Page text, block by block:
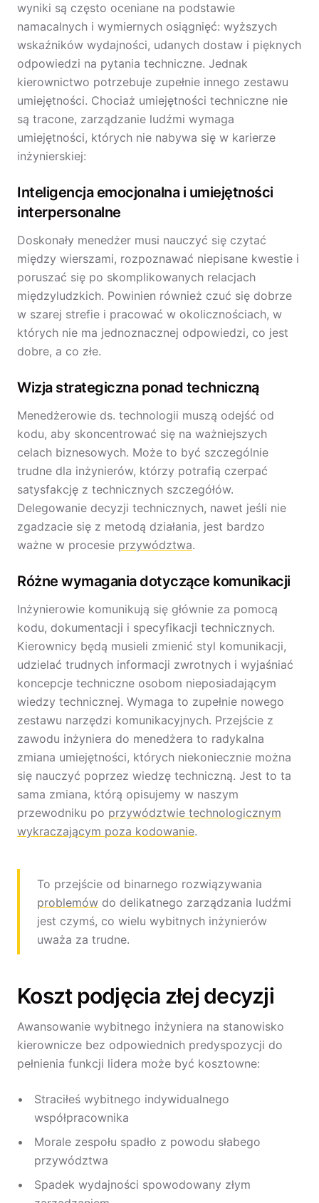
wyniki są często oceniane na podstawie
namacalnych i wymiernych osiągnięć: wyższych
wskaźników wydajności, udanych dostaw i pięknych
odpowiedzi na pytania techniczne. Jednak
kierownictwo potrzebuje zupełnie innego zestawu
umiejętności. Chociaż umiejętności techniczne nie
są tracone, zarządzanie ludźmi wymaga
umiejętności, których nie nabywa się w karierze
inżynierskiej:
Inteligencja emocjonalna i umiejętności
interpersonalne
Doskonały menedżer musi nauczyć się czytać
między wierszami, rozpoznawać niepisane kwestie i
poruszać się po skomplikowanych relacjach
międzyludzkich. Powinien również czuć się dobrze
w szarej strefie i pracować w okolicznościach, w
których nie ma jednoznacznej odpowiedzi, co jest
dobre, a co złe.
Wizja strategiczna ponad techniczną
Menedżerowie ds. technologii muszą odejść od
kodu, aby skoncentrować się na ważniejszych
celach biznesowych. Może to być szczególnie
trudne dla inżynierów, którzy potrafią czerpać
satysfakcję z technicznych szczegółów.
Delegowanie decyzji technicznych, nawet jeśli nie
zgadzacie się z metodą działania, jest bardzo
ważne w procesie przywództwa.
Różne wymagania dotyczące komunikacji
Inżynierowie komunikują się głównie za pomocą
kodu, dokumentacji i specyfikacji technicznych.
Kierownicy będą musieli zmienić styl komunikacji,
udzielać trudnych informacji zwrotnych i wyjaśniać
koncepcje techniczne osobom nieposiadającym
wiedzy technicznej. Wymaga to zupełnie nowego
zestawu narzędzi komunikacyjnych. Przejście z
zawodu inżyniera do menedżera to radykalna
zmiana umiejętności, których niekoniecznie można
się nauczyć poprzez wiedzę techniczną. Jest to ta
sama zmiana, którą opisujemy w naszym
przewodniku po przywództwie technologicznym
wykraczającym poza kodowanie.
To przejście od binarnego rozwiązywania
problemów do delikatnego zarządzania ludźmi
jest czymś, co wielu wybitnych inżynierów
uważa za trudne.
Koszt podjęcia złej decyzji
Awansowanie wybitnego inżyniera na stanowisko
kierownicze bez odpowiednich predyspozycji do
pełnienia funkcji lidera może być kosztowne:
Straciłeś wybitnego indywidualnego
współpracownika
Morale zespołu spadło z powodu słabego
przywództwa
Spadek wydajności spowodowany złym